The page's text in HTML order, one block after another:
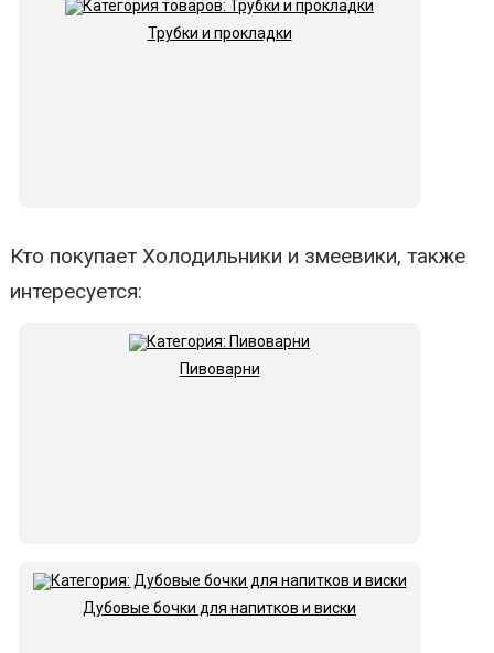
Трубки и прокладки
Кто покупает Холодильники и змеевики, также
интересуется:
Пивоварни
Дубовые бочки для напитков и виски